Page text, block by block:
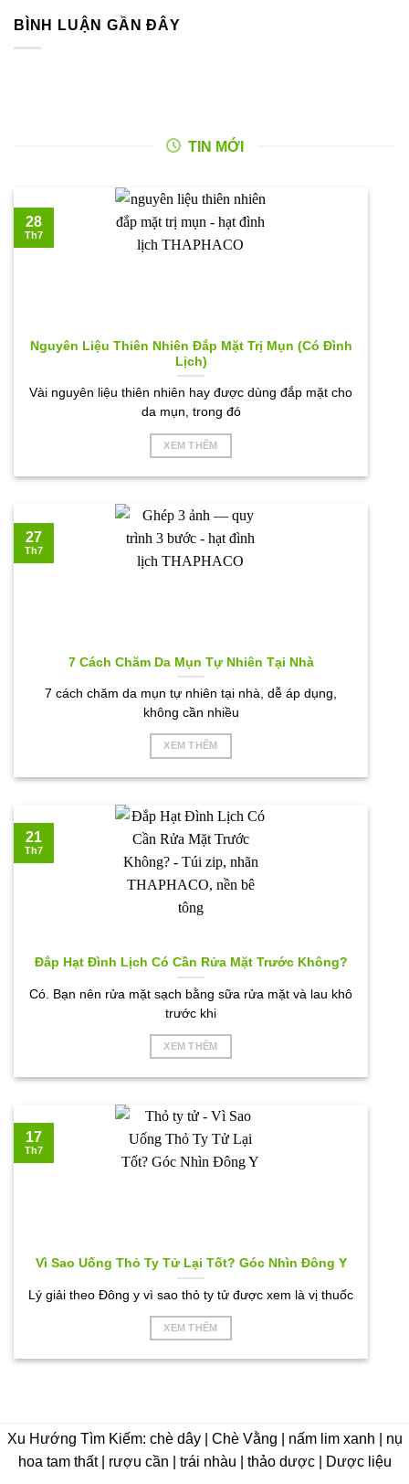
BÌNH LUẬN GẦN ĐÂY
TIN MỚI
Nguyên Liệu Thiên Nhiên Đắp Mặt Trị Mụn (Có Đình
Lịch)
Vài nguyên liệu thiên nhiên hay được dùng đắp mặt cho
da mụn, trong đó
XEM THÊM
28
Th7
7 Cách Chăm Da Mụn Tự Nhiên Tại Nhà
7 cách chăm da mụn tự nhiên tại nhà, dễ áp dụng,
không cần nhiều
XEM THÊM
27
Th7
Đắp Hạt Đình Lịch Có Cần Rửa Mặt Trước Không?
Có. Bạn nên rửa mặt sạch bằng sữa rửa mặt và lau khô
trước khi
XEM THÊM
21
Th7
Vì Sao Uống Thỏ Ty Tử Lại Tốt? Góc Nhìn Đông Y
Lý giải theo Đông y vì sao thỏ ty tử được xem là vị thuốc
XEM THÊM
17
Th7
Xu Hướng Tìm Kiếm: chè dây | Chè Vằng | nấm lim xanh | nụ
hoa tam thất | rượu cần | trái nhàu | thảo dược | Dược liệu